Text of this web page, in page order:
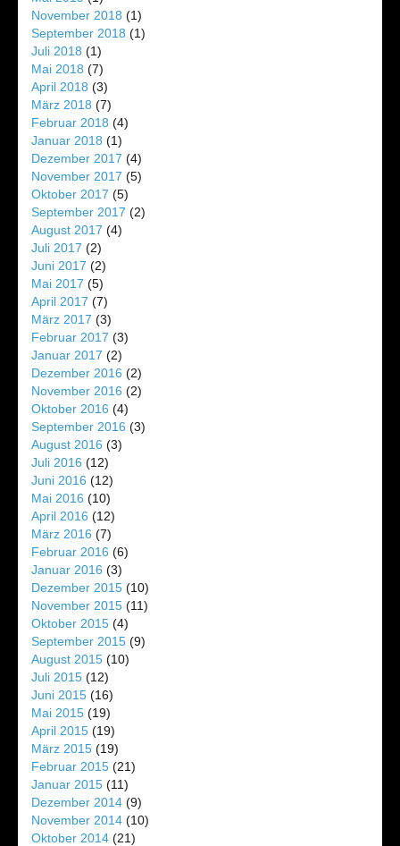
November 2018 (1)
September 2018 (1)
Juli 2018 (1)
Mai 2018 (7)
April 2018 (3)
März 2018 (7)
Februar 2018 (4)
Januar 2018 (1)
Dezember 2017 (4)
November 2017 (5)
Oktober 2017 (5)
September 2017 (2)
August 2017 (4)
Juli 2017 (2)
Juni 2017 (2)
Mai 2017 (5)
April 2017 (7)
März 2017 (3)
Februar 2017 (3)
Januar 2017 (2)
Dezember 2016 (2)
November 2016 (2)
Oktober 2016 (4)
September 2016 (3)
August 2016 (3)
Juli 2016 (12)
Juni 2016 (12)
Mai 2016 (10)
April 2016 (12)
März 2016 (7)
Februar 2016 (6)
Januar 2016 (3)
Dezember 2015 (10)
November 2015 (11)
Oktober 2015 (4)
September 2015 (9)
August 2015 (10)
Juli 2015 (12)
Juni 2015 (16)
Mai 2015 (19)
April 2015 (19)
März 2015 (19)
Februar 2015 (21)
Januar 2015 (11)
Dezember 2014 (9)
November 2014 (10)
Oktober 2014 (21)